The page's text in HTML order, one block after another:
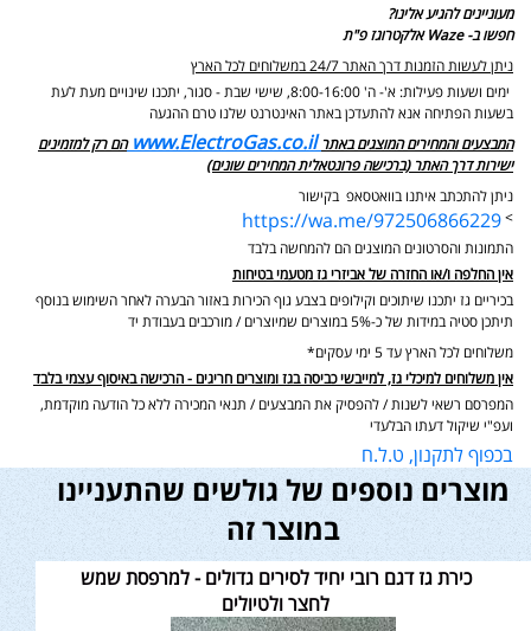
מעוניינים להגיע אלינו?
חפשו ב- Waze אלקטרוגז פ"ת
ניתן לעשות הזמנות דרך האתר 24/7 במשלוחים לכל הארץ
ימים ושעות פעילות: א'- ה' 8:00-16:00, שישי שבת - סגור,
יתכנו שינויים מעת לעת
בשעות הפתיחה אנא להתעדכן באתר האינטרנט שלנו טרם ההגעה
המבצעים והמחירים המוצגים באתר www.ElectroGas.co.il הם רק למזמינים
ישירות דרך האתר (ברכישה פרונטאלית המחירים שונים)
ניתן להתכתב איתנו בוואטסאפ בקישור
>
https://wa.me/972506866229
התמונות והסרטונים המוצגים הם להמחשה בלבד
אין החלפה ו/או החזרה של אביזרי גז מטעמי בטיחות
בכיריים גז יתכנו שיתוכים וקילופים בצבע גוף הכירות באזור הבערה לאחר השימוש בנוסף
תיתכן סטיה במידות של כ-5% במוצרים שמיוצרים / מורכבים בעבודת יד
משלוחים לכל הארץ עד 5 ימי עסקים*
אין משלוחים למיכלי גז, למייבשי כביסה בגז ומוצרים חריגים - הרכישה באיסוף עצמי בלבד
המפרסם רשאי לשנות / להפסיק את המבצעים / תנאי המכירה ללא כל הודעה מוקדמת,
ועפ"י שיקול דעתו הבלעדי
בכפוף לתקנון, ט.ל.ח
מוצרים נוספים של גולשים שהתעניינו
במוצר זה
כירת גז דגם רובי יחיד לסירים גדולים - למרפסת שמש
לחצר ולטיולים